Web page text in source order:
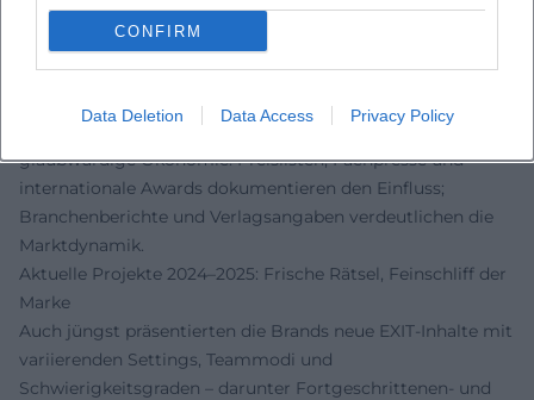
CONFIRM
Data Deletion Data Access Privacy Policy
Kontext, weckte neue Zielgruppen und schuf eine
Markenwelt mit Büchern, Puzzles und Adventskalendern.
Gleichzeitig stehen Titel wie Village und Rajas for eine
genuin europäische Designschule: zugängliche
Komplexität, elegante Verzahnung, thematisch
glaubwürdige Ökonomie. Preislisten, Fachpresse und
internationale Awards dokumentieren den Einfluss;
Branchenberichte und Verlagsangaben verdeutlichen die
Marktdynamik.
Aktuelle Projekte 2024–2025: Frische Rätsel, Feinschliff der
Marke
Auch jüngst präsentierten die Brands neue EXIT-Inhalte mit
variierenden Settings, Teammodi und
Schwierigkeitsgraden – darunter Fortgeschrittenen- und